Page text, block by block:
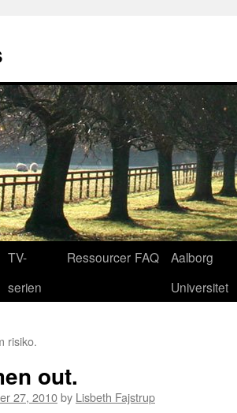
TV-
serien
Ressourcer FAQ
Aalborg
Universitet
risiko.
out.
27, 2010by Lisbeth Fajstrup